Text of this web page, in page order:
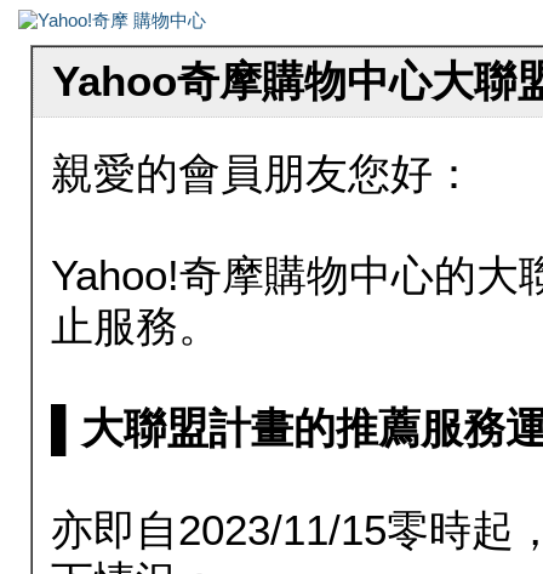
Yahoo奇摩購物中心大聯
親愛的會員朋友您好：
Yahoo!奇摩購物中心的大
止服務。
▌大聯盟計畫的推薦服務
亦即自2023/11/15零時起